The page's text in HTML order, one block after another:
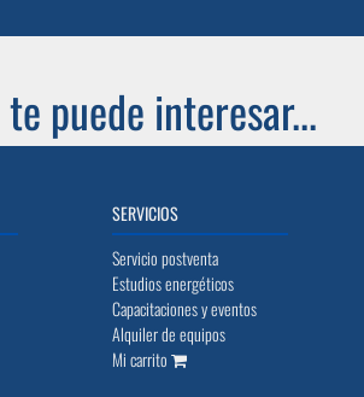
puede interesar...
SERVICIOS
Servicio postventa
Estudios energéticos
Capacitaciones y eventos
Alquiler de equipos
Mi carrito